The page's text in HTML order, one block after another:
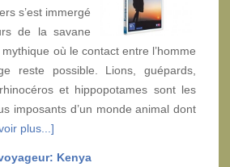
s’est immergé
de la savane
où le contact entre l’homme
reste possible. Lions, guépards,
et hippopotames sont les
imposants d’un monde animal dont
plus...]
Kenya